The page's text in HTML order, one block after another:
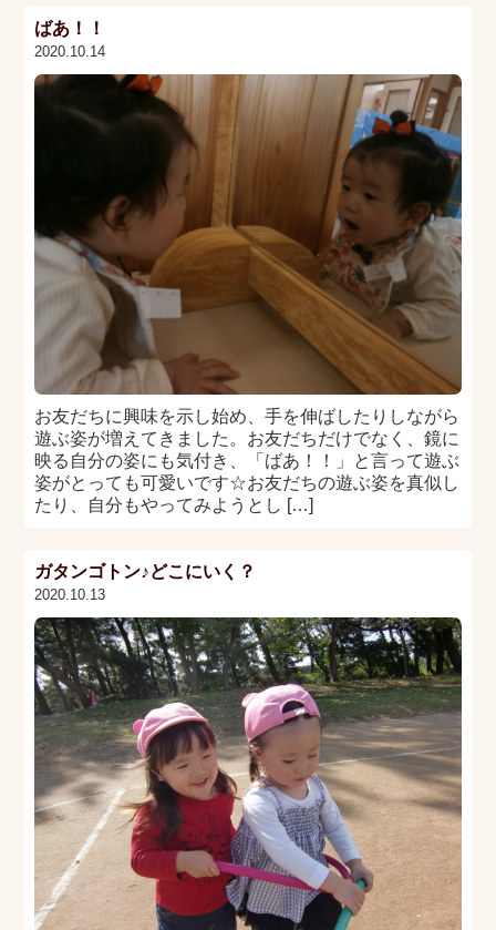
ばあ！！
2020.10.14
お友だちに興味を示し始め、手を伸ばしたりしながら
遊ぶ姿が増えてきました。お友だちだけでなく、鏡に
映る自分の姿にも気付き、「ばあ！！」と言って遊ぶ
姿がとっても可愛いです☆お友だちの遊ぶ姿を真似し
たり、自分もやってみようとし […]
ガタンゴトン♪どこにいく？
2020.10.13